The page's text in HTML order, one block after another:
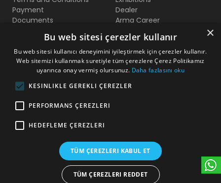
Payment
Documents
Dealer
Arma Career
Contact Us
Yakuplu - Beylikduzu / Istanbul
+90 212 222 75 00
+90 541 344 26 72 (WhatsApp)
arma@armakontrol.com
×
Bu web sitesi çerezler kullanır
Bu web sitesi kullanıcı deneyimini iyileştirmek için çerezler kullanır.
Web sitemizi kullanmak suretiyle tüm çerezlere Çerez Politikamız
uyarınca onay vermiş olursunuz. Daha fazlasını oku
KESINLIKLE GEREKLI ÇEREZLER
PERFORMANS ÇEREZLERI
HEDEFLEME ÇEREZLERI
TÜM ÇEREZLERI KABUL ET
TÜM ÇEREZLERI REDDET